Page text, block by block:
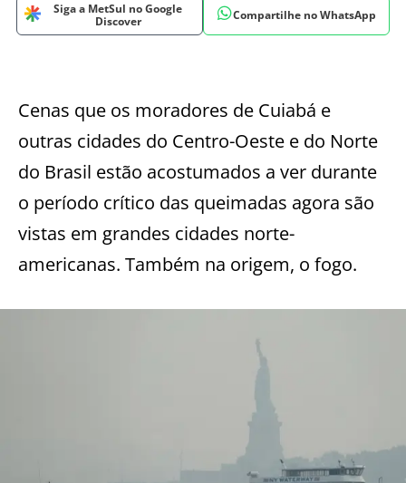
Siga a MetSul no Google
Discover
Compartilhe no WhatsApp
Cenas que os moradores de Cuiabá e
outras cidades do Centro-Oeste e do Norte
do Brasil estão acostumados a ver durante
o período crítico das queimadas agora são
vistas em grandes cidades norte-
americanas. Também na origem, o fogo.